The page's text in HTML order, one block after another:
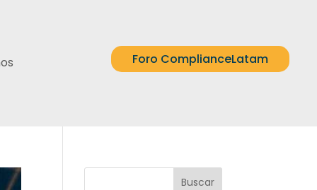
Foro ComplianceLatam
Buscar